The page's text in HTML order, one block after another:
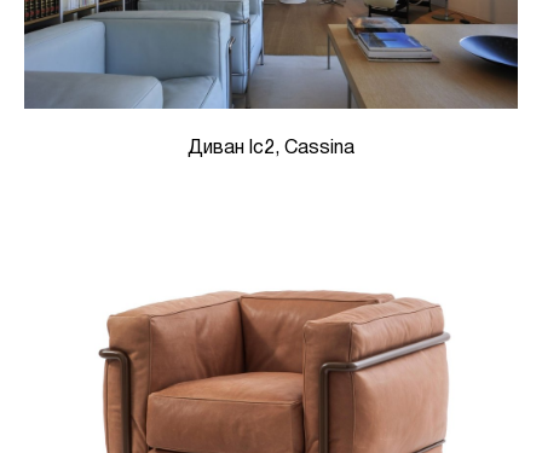
Диван lc2, Cassina